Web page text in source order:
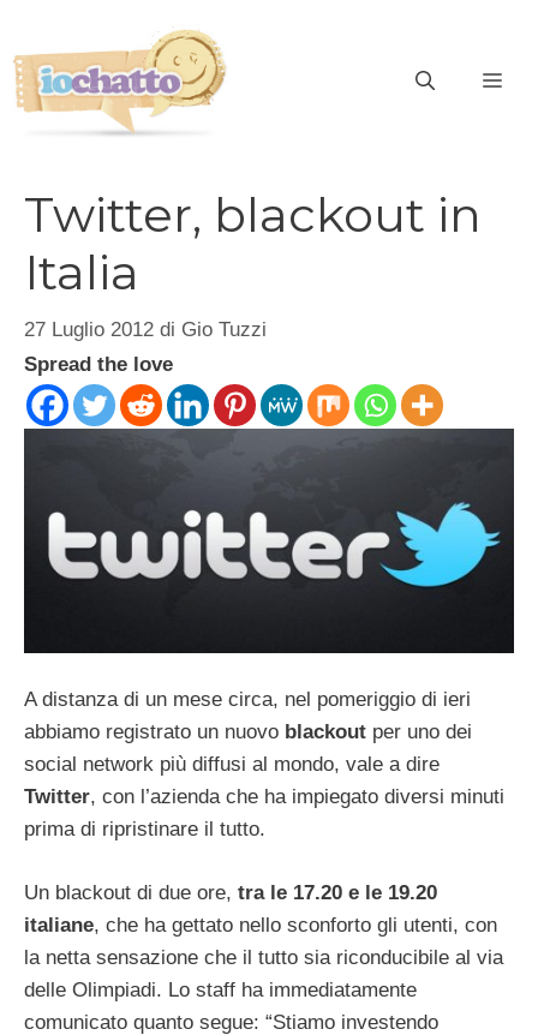
contenuto
Twitter, blackout in
Italia
27 Luglio 2012 di Gio Tuzzi
Spread the love
A distanza di un mese circa, nel pomeriggio di ieri
abbiamo registrato un nuovo blackout per uno dei
social network più diffusi al mondo, vale a dire
Twitter, con l’azienda che ha impiegato diversi minuti
prima di ripristinare il tutto.
Un blackout di due ore, tra le 17.20 e le 19.20
italiane, che ha gettato nello sconforto gli utenti, con
la netta sensazione che il tutto sia riconducibile al via
delle Olimpiadi. Lo staff ha immediatamente
comunicato quanto segue: “Stiamo investendo